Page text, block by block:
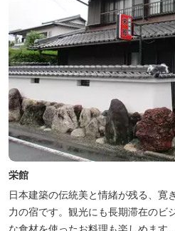
栄館
日本建築の伝統美と情緒が残る、寛
力の宿です。観光にも長期滞在のビ